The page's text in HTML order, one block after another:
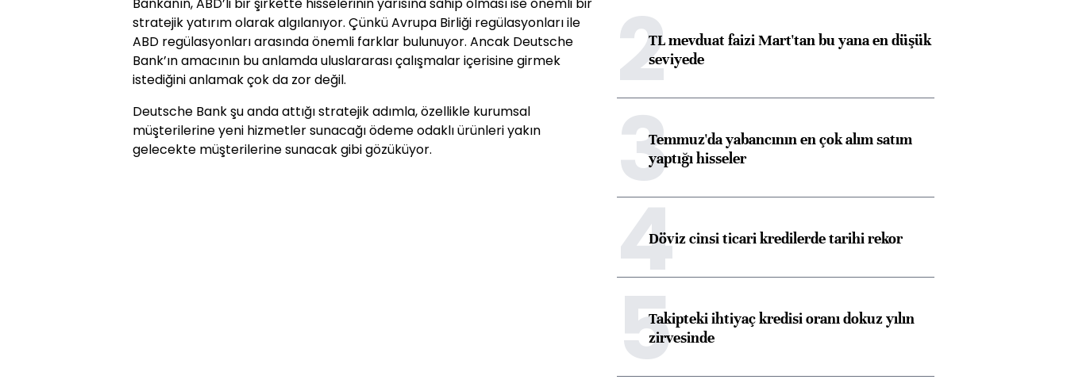
Bankanın, ABD’li bir şirkette hisselerinin yarısına sahip olması ise önemli bir
stratejik yatırım olarak algılanıyor. Çünkü Avrupa Birliği regülasyonları ile
ABD regülasyonları arasında önemli farklar bulunuyor. Ancak Deutsche
Bank’ın amacının bu anlamda uluslararası çalışmalar içerisine girmek
istediğini anlamak çok da zor değil.
Deutsche Bank şu anda attığı stratejik adımla, özellikle kurumsal
müşterilerine yeni hizmetler sunacağı ödeme odaklı ürünleri yakın
gelecekte müşterilerine sunacak gibi gözüküyor.
2TL mevduat faizi Mart'tan bu yana en düşük
seviyede
3Temmuz'da yabancının en çok alım satım
yaptığı hisseler
4Döviz cinsi ticari kredilerde tarihi rekor
5Takipteki ihtiyaç kredisi oranı dokuz yılın
zirvesinde